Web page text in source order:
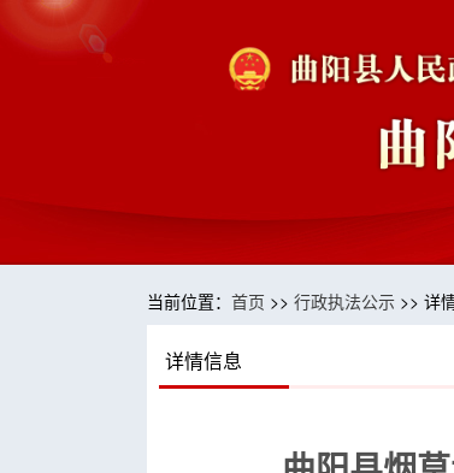
当前位置： 首页 >> 行政执法公示 >> 详
详情信息